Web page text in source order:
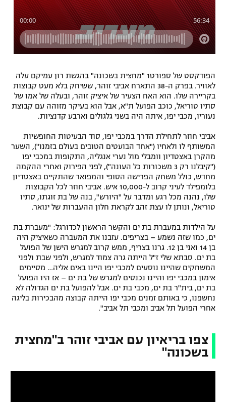
רשיון להקרנה פומבית לבית עסק
הצטרפות לחבילת הערוצים
תגיות
המגזין
הפודקסט של ספורט1 "מחצית בשכונה" בהגשת רון עמיקם עלה
לאוויר. בפרק ה-38 התארח אביבי זוהר, ששיחק בלא מעט קבוצות
בקריירה שלו. הוא האח הצעיר של איציק זוהר, ובעלה של אמו של
סתיו טוריאל, כוכב הפועל ת"א, אבל הוא בעיקר מזוהה עם קבוצת
נעוריו, מכבי יפו, איתה היה בשני גלגולים וארבע קדנציות.
אביבי חוזר לתחילת הדרך במכבי יפו, סוד הבעיטות החופשיות
המשותף לו ולאחיו ("אחד הבועטים הטובים בעולם בזמנו"), השער
מהקרן באצטדיון וומבלי מול נערי אנגליה, התקופות במכבי יפו
("קיבלנו רק 3 משכורות כל העונה"), לפני הפירוק ואחרי ההקמה
מחדש, כולל משחק הפרישה הסופי והמפואר שהתקיים באצטדיון
בלומפילד לעיני קרוב ל-10,000 איש. אביבי חוזר לכל הקבוצות
שלו, נהנה מכל רגע ומדבר על "היורש", בנה של בת זוגתו, סתיו
טוריאל, ונותן לו עצת זהב לקראת חלון ההעברות של ינואר.
על הילדות במעברת בת ים והקשר הראשון לכדורגל: "מעברת בת
ים, כמו שזה נשמע – בצריפים. עזבנו את המעברה כשאיציק היה
בן 14 ואני בן 12. גרנו בצריף, ממש קרוב למגרש הישן של הפועל
בת ים. סבתא שלי ז"ל הייתה גרה צמוד למגרש, ולפני שבת ולפני
המשחקים שהיינו נוסעים למכבי יפו היינו באים אליה… מסיימים
אימון במכבי יפו והיינו נכנסים למגרש של בת ים – אז היו הפועל
בת ים, בית"ר בת ים, מכבי בת ים. אבל להפועל בת ים הגדולה לא
נחשפנו, כי באותם זמנים מכבי יפו הייתה קבוצה מהבכירות בליגה
אחרי הפועל תל אביב ומכבי תל אביב".
צפו בריאיון עם אביבי זוהר ב"מחצית
בשכונה"